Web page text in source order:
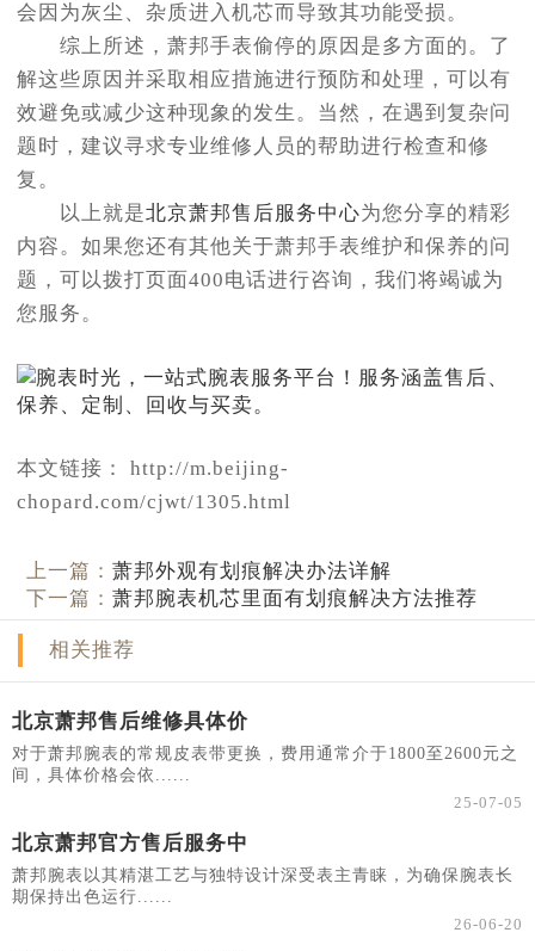
会因为灰尘、杂质进入机芯而导致其功能受损。
综上所述，萧邦手表偷停的原因是多方面的。了
解这些原因并采取相应措施进行预防和处理，可以有
效避免或减少这种现象的发生。当然，在遇到复杂问
题时，建议寻求专业维修人员的帮助进行检查和修
复。
以上就是北京萧邦售后服务中心为您分享的精彩
内容。如果您还有其他关于萧邦手表维护和保养的问
题，可以拨打页面400电话进行咨询，我们将竭诚为
您服务。
本文链接： http://m.beijing-
chopard.com/cjwt/1305.html
上一篇：萧邦外观有划痕解决办法详解
下一篇：萧邦腕表机芯里面有划痕解决方法推荐
相关推荐
北京萧邦售后维修具体价
对于萧邦腕表的常规皮表带更换，费用通常介于1800至2600元之
间，具体价格会依......
25-07-05
北京萧邦官方售后服务中
萧邦腕表以其精湛工艺与独特设计深受表主青睐，为确保腕表长
期保持出色运行......
26-06-20